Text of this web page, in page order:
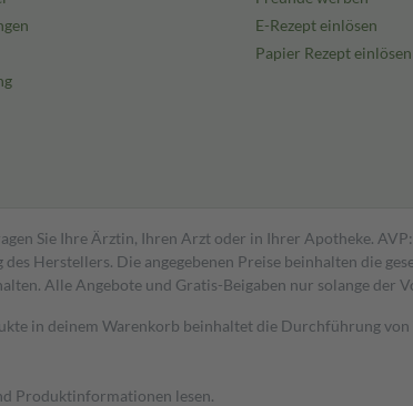
E-Rezept einlösen
Papier Rezept einlösen
Sie Ihre Ärztin, Ihren Arzt oder in Ihrer Apotheke.
Herstellers. Die angegebenen Preise beinhalten die
Alle Angebote und Gratis-Beigaben nur solange der
in deinem Warenkorb beinhaltet die Durchführung
Produktinformationen lesen.